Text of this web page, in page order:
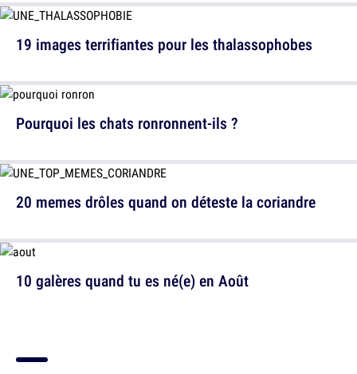
19 images terrifiantes pour les thalassophobes
20 memes drôles quand on déteste la coriandre
Pourquoi les chats ronronnent-ils ?
10 galères quand tu es né(e) en Août